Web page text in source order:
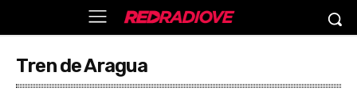
Tren de Aragua